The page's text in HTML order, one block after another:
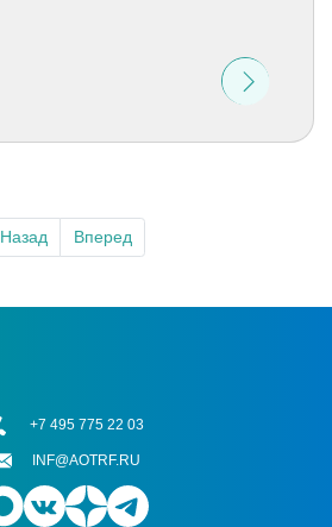
Назад Вперед
+7 495 775 22 03
INF@AOTRF.RU